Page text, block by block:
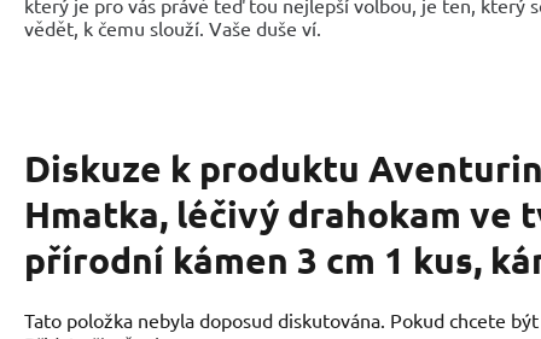
vědět, k čemu slouží. Vaše duše ví.
Diskuze k produktu
Hmatka, léčivý drahokam ve
přírodní kámen 3 cm 1 kus,
Tato položka nebyla doposud diskutována. Pokud chcete